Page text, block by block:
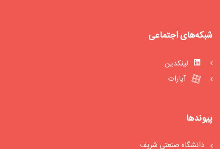
شبکه‌های اجتماعی
لینکدین
آپارات
پیوندها
دانشگاه صنعتی شریف